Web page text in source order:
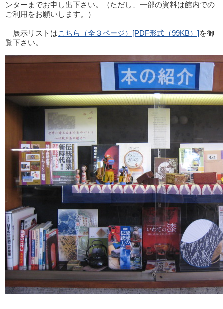
ンターまでお申し出下さい。（ただし、一部の資料は館内での
ご利用をお願いします。）
展示リストはこちら（全３ページ）[PDF形式（99KB）]を御
覧下さい。